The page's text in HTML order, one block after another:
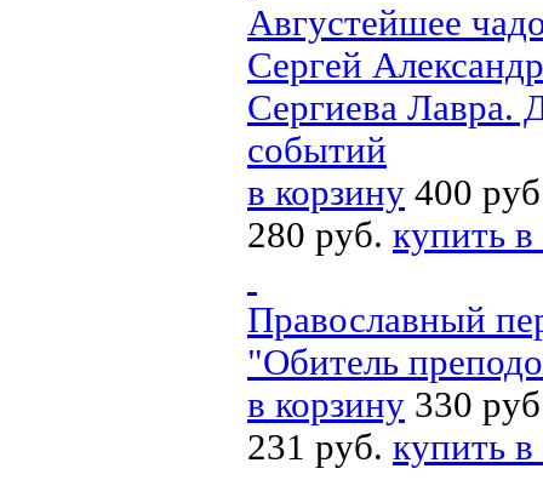
Августейшее
Сергей
Сергиева Лавра.
событий
в корзину 400
280 руб. купить
Православный
"Обитель
в корзину 330
231 руб. купить